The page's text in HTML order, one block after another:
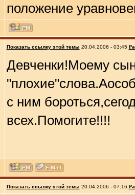
положение
Показать ссылку этой темы 20.04.2006 - 03:45
Девченки!Моему
с ним
всех.Помогите!!!!
Показать ссылку этой темы 20.04.2006 - 07:16